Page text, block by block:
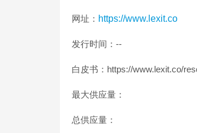
网址： https://www.lexit.co
发行时间：--
白皮书：https://www.lexit.co/
最大供应量：
总供应量：